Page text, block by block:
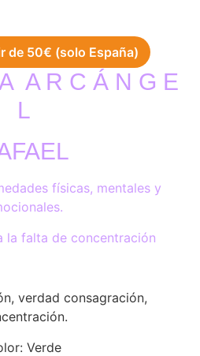
de 50€ (solo España)
A R C Á N G E
L
físicas, mentales y
la falta de concentración
verdad consagración,
Verde